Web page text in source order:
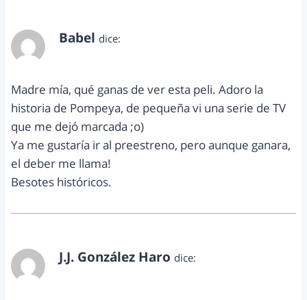
Babel dice:
Madre mía, qué ganas de ver esta peli. Adoro la
historia de Pompeya, de pequeña vi una serie de TV
que me dejó marcada ;o)
Ya me gustaría ir al preestreno, pero aunque ganara,
el deber me llama!
Besotes históricos.
J.J. González Haro dice: